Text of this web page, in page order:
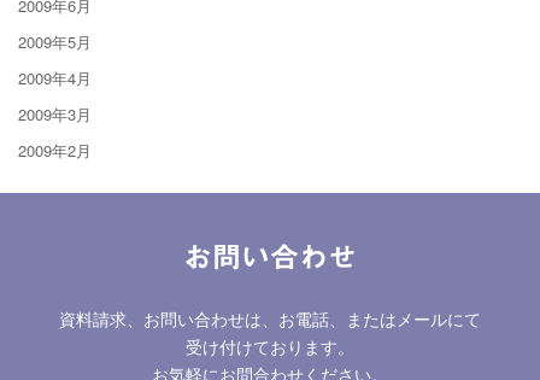
2009年6月
2009年5月
2009年4月
2009年3月
2009年2月
お問い合わせ
資料請求、お問い合わせは、お電話、またはメールにて
受け付けております。
お気軽にお問合わせください。